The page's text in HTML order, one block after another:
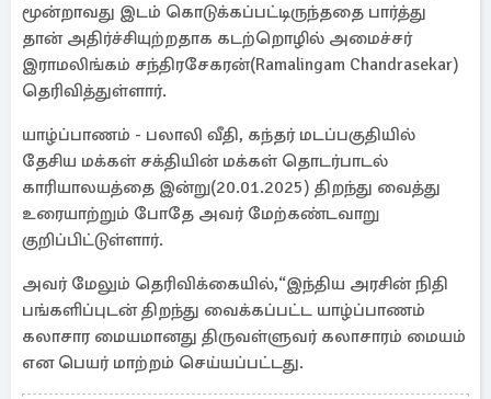
மூன்றாவது இடம் கொடுக்கப்பட்டிருந்ததை பார்த்து
தான் அதிர்ச்சியுற்றதாக கடற்றொழில் அமைச்சர்
இராமலிங்கம் சந்திரசேகரன்(Ramalingam Chandrasekar)
தெரிவித்துள்ளார்.
யாழ்ப்பாணம் - பலாலி வீதி, கந்தர் மடப்பகுதியில்
தேசிய மக்கள் சக்தியின் மக்கள் தொடர்பாடல்
காரியாலயத்தை இன்று(20.01.2025) திறந்து வைத்து
உரையாற்றும் போதே அவர் மேற்கண்டவாறு
குறிப்பிட்டுள்ளார்.
அவர் மேலும் தெரிவிக்கையில்,“இந்திய அரசின் நிதி
பங்களிப்புடன் திறந்து வைக்கப்பட்ட யாழ்ப்பாணம்
கலாசார மையமானது திருவள்ளுவர் கலாசாரம் மையம்
என பெயர் மாற்றம் செய்யப்பட்டது.